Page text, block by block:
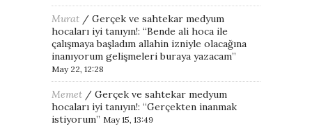
Murat / Gerçek ve sahtekar medyum
hocaları iyi tanıyın!: “Bende ali hoca ile
çalışmaya başladım allahin izniyle olacağına
inanıyorum gelişmeleri buraya yazacam”
May 22, 12:28
Memet / Gerçek ve sahtekar medyum
hocaları iyi tanıyın!: “Gerçekten inanmak
istiyorum” May 15, 13:49